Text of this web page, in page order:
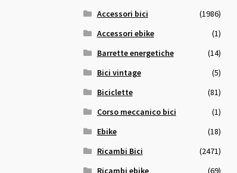
Accessori bici
(1986)
Accessori ebike
(1)
Barrette energetiche
(14)
Bici vintage
(5)
Biciclette
(81)
Corso meccanico bici
(1)
Ebike
(18)
Ricambi Bici
(2471)
Ricambi ebike
(69)